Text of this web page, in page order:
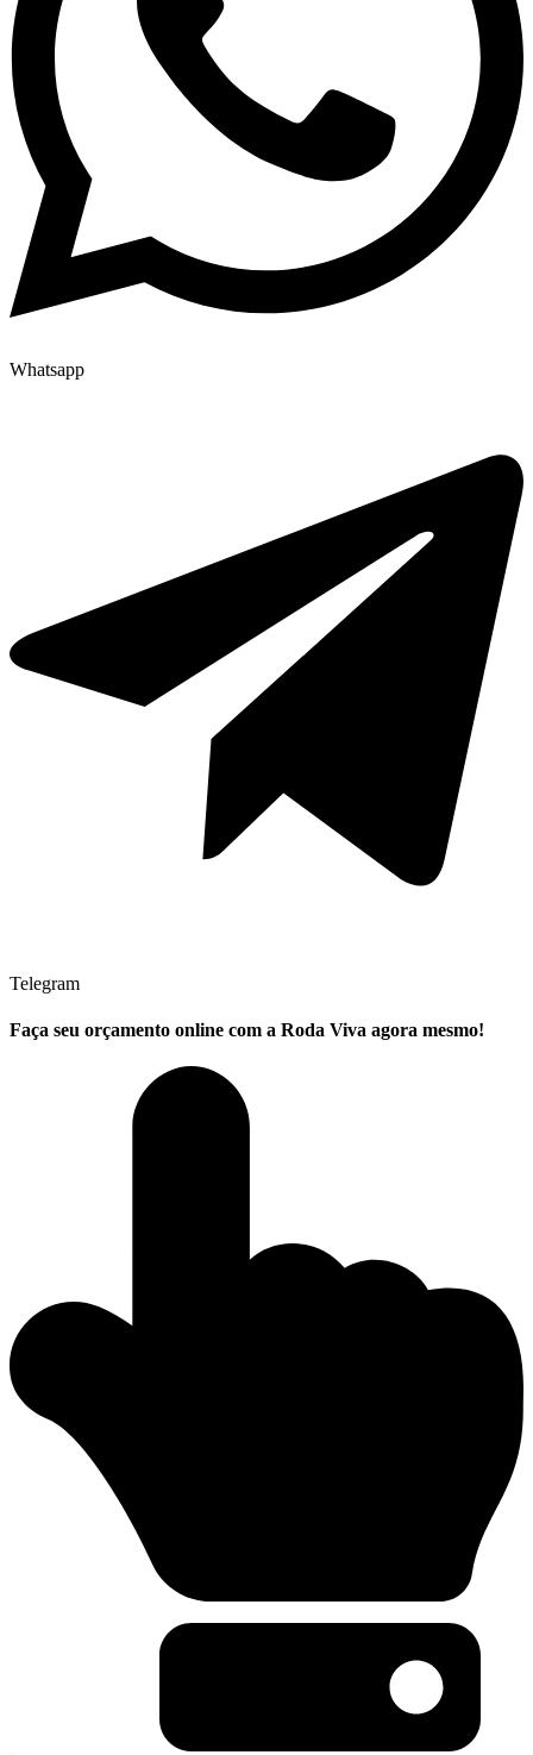
Whatsapp
Telegram
Faça seu orçamento online com a Roda Viva agora mesmo!